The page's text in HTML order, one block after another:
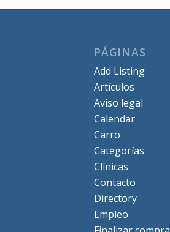
PÁGINAS
Add Listing
Artículos
Aviso legal
Calendar
Carro
Categorías
Clínicas
Contacto
Directory
Empleo